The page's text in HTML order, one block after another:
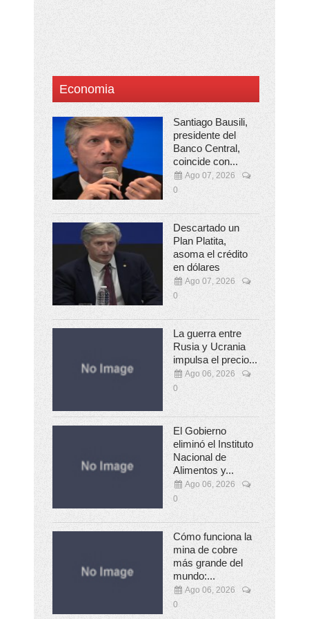
Economia
Santiago Bausili,
presidente del
Banco Central,
coincide con...
Ago 07, 2026
0
Descartado un
Plan Platita,
asoma el crédito
en dólares
Ago 07, 2026
0
La guerra entre
Rusia y Ucrania
impulsa el precio...
Ago 06, 2026
0
El Gobierno
eliminó el Instituto
Nacional de
Alimentos y...
Ago 06, 2026
0
Cómo funciona la
mina de cobre
más grande del
mundo:...
Ago 06, 2026
0